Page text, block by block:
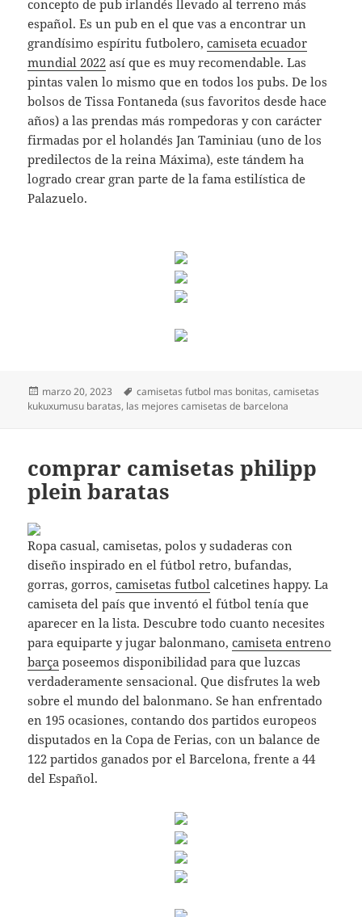
concepto de pub irlandés llevado al terreno más
español. Es un pub en el que vas a encontrar un
grandísimo espíritu futbolero,camiseta ecuador
mundial 2022 así que es muy recomendable. Las
pintas valen lo mismo que en todos los pubs. De los
bolsos de Tissa Fontaneda (sus favoritos desde hace
años) a las prendas más rompedoras y con carácter
firmadas por el holandés Jan Taminiau (uno de los
predilectos de la reina Máxima), este tándem ha
logrado crear gran parte de la fama estilística de
Palazuelo.
Publicado
el
marzo 20, 2023 Etiquetas
camisetas futbol mas bonitas,camisetas
kukuxumusu baratas, las mejores camisetas de barcelona
comprar camisetas philipp
plein baratas
Ropa casual, camisetas, polos y sudaderas con
diseño inspirado en el fútbol retro, bufandas,
gorras, gorros,camisetas futbol calcetines happy. La
camiseta del país que inventó el fútbol tenía que
aparecer en la lista. Descubre todo cuanto necesites
para equiparte y jugar balonmano,camiseta entreno
barça poseemos disponibilidad para que luzcas
verdaderamente sensacional. Que disfrutes la web
sobre el mundo del balonmano. Se han enfrentado
en 195 ocasiones, contando dos partidos europeos
disputados en la Copa de Ferias, con un balance de
122 partidos ganados por el Barcelona, frente a 44
del Español.